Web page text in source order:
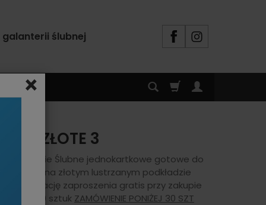
×
ślubnej
B6 ZŁOTE 3
Ślubne jednokartkowe gotowe do
na złotym lustrzanym podkładzie
zaproszenia gratis przy zakupie
30 sztuk ZAMÓWIENIE PONIŻEJ 30 SZT